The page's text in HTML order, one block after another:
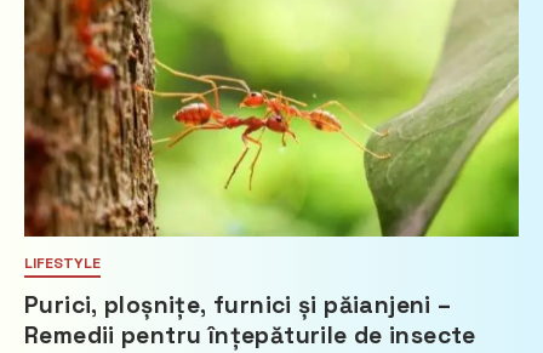
LIFESTYLE
Purici, ploșnițe, furnici și păianjeni –
Remedii pentru înțepăturile de insecte